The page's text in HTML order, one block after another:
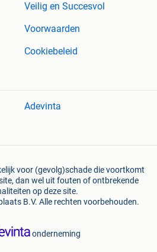
Veilig en Succesvol
Voorwaarden
Cookiebeleid
Adevinta
voor (gevolg)schade die voortkomt
dan wel uit fouten of ontbrekende
op deze site.
B.V. Alle rechten voorbehouden.
onderneming